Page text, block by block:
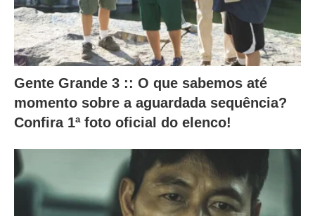
s
a
l
e
m
o
Gente Grande 3 :: O que sabemos até
momento sobre a aguardada sequência?
Confira 1ª foto oficial do elenco!